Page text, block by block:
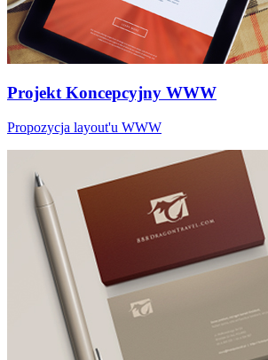
Projekt Koncepcyjny WWW
Propozycja layout'u WWW